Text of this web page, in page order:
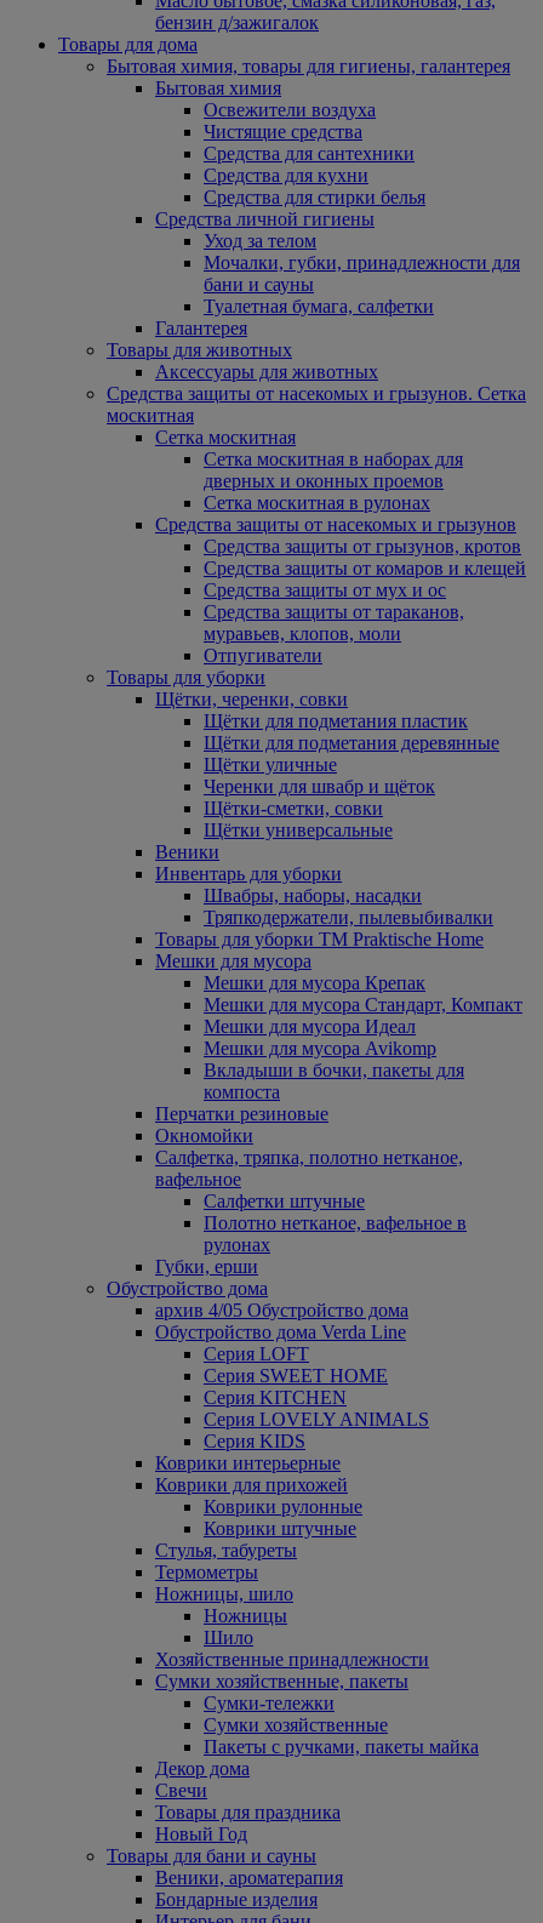
бензин д/зажигалок
Товары для дома
Бытовая химия, товары для гигиены, галантерея
Бытовая химия
Освежители воздуха
Чистящие средства
Средства для сантехники
Средства для кухни
Средства для стирки белья
Средства личной гигиены
Уход за телом
Мочалки, губки, принадлежности для
бани и сауны
Туалетная бумага, салфетки
Галантерея
Товары для животных
Аксессуары для животных
Средства защиты от насекомых и грызунов. Сетка
москитная
Сетка москитная
Сетка москитная в наборах для
дверных и оконных проемов
Сетка москитная в рулонах
Средства защиты от насекомых и грызунов
Средства защиты от грызунов, кротов
Средства защиты от комаров и клещей
Средства защиты от мух и ос
Средства защиты от тараканов,
муравьев, клопов, моли
Отпугиватели
Товары для уборки
Щётки, черенки, совки
Щётки для подметания пластик
Щётки для подметания деревянные
Щётки уличные
Черенки для швабр и щёток
Щётки-сметки, совки
Щётки универсальные
Веники
Инвентарь для уборки
Швабры, наборы, насадки
Тряпкодержатели, пылевыбивалки
Товары для уборки ТМ Praktische Home
Мешки для мусора
Мешки для мусора Крепак
Мешки для мусора Стандарт, Компакт
Мешки для мусора Идеал
Мешки для мусора Avikomp
Вкладыши в бочки, пакеты для
компоста
Перчатки резиновые
Окномойки
Салфетка, тряпка, полотно нетканое,
вафельное
Салфетки штучные
Полотно нетканое, вафельное в
рулонах
Губки, ерши
Обустройство дома
архив 4/05 Обустройство дома
Обустройство дома Verda Line
Серия LOFT
Серия SWEET HOME
Серия KITCHEN
Серия LOVELY ANIMALS
Серия KIDS
Коврики интерьерные
Коврики для прихожей
Коврики рулонные
Коврики штучные
Стулья, табуреты
Термометры
Ножницы, шило
Ножницы
Шило
Хозяйственные принадлежности
Сумки хозяйственные, пакеты
Сумки-тележки
Сумки хозяйственные
Пакеты с ручками, пакеты майка
Декор дома
Свечи
Товары для праздника
Новый Год
Товары для бани и сауны
Веники, ароматерапия
Бондарные изделия